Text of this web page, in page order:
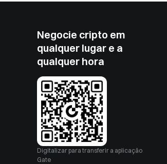
Negocie cripto em
qualquer lugar e a
qualquer hora
Digitalizar para transferir a aplicação
Gate